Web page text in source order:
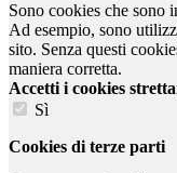
Sono cookies che sono
Ad esempio, sono
sito. Senza questi
maniera corretta.
Accetti i cookies
Sì
Cookies di terze parti